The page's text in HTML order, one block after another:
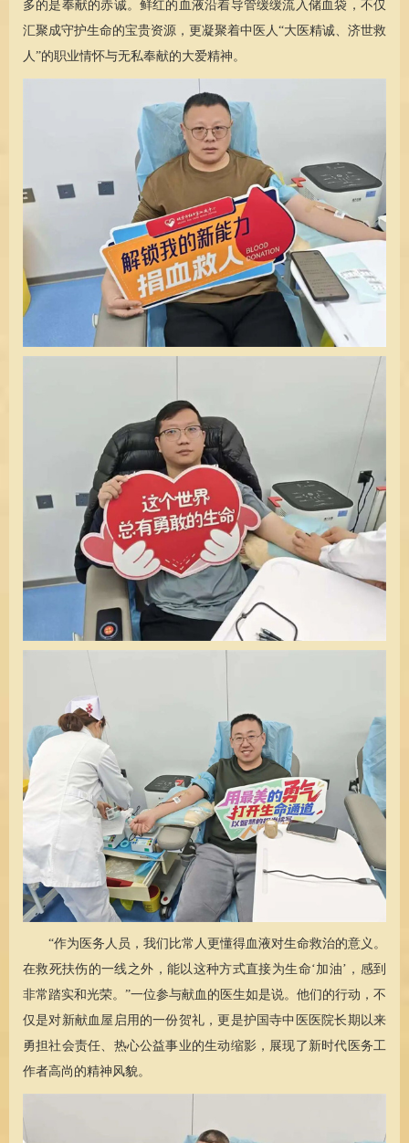
多的是奉献的赤诚。鲜红的血液沿着导管缓缓流入储血袋，不仅
汇聚成守护生命的宝贵资源，更凝聚着中医人“大医精诚、济世救
人”的职业情怀与无私奉献的大爱精神。
“作为医务人员，我们比常人更懂得血液对生命救治的意义。
在救死扶伤的一线之外，能以这种方式直接为生命‘加油’，感到
非常踏实和光荣。”一位参与献血的医生如是说。他们的行动，不
仅是对新献血屋启用的一份贺礼，更是护国寺中医医院长期以来
勇担社会责任、热心公益事业的生动缩影，展现了新时代医务工
作者高尚的精神风貌。